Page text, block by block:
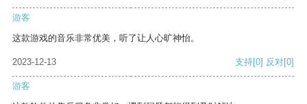
游客
这款游戏的音乐非常优美，听了让人心旷神怡。
2023-12-13 支持[0] 反对[0]
游客